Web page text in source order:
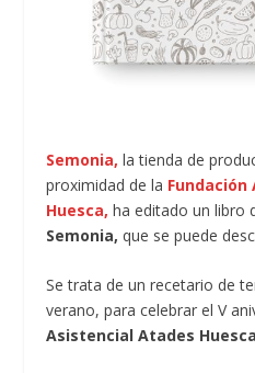
Semonia, la tienda de
proximidad de la
Huesca, ha editado un libro
Semonia, que se puede
Se trata de un recetario de
verano, para celebrar el V
Asistencial Atades